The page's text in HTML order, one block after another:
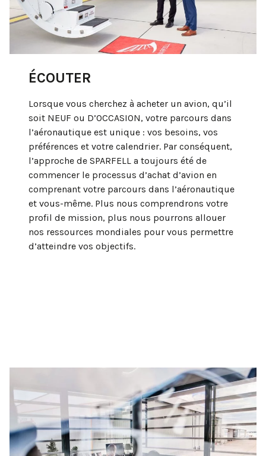
ÉCOUTER
Lorsque vous cherchez à acheter un avion, qu’il
soit NEUF ou D’OCCASION, votre parcours dans
l’aéronautique est unique : vos besoins, vos
préférences et votre calendrier. Par conséquent,
l’approche de SPARFELL a toujours été de
commencer le processus d’achat d’avion en
comprenant votre parcours dans l’aéronautique
et vous-même. Plus nous comprendrons votre
profil de mission, plus nous pourrons allouer
nos ressources mondiales pour vous permettre
d’atteindre vos objectifs.